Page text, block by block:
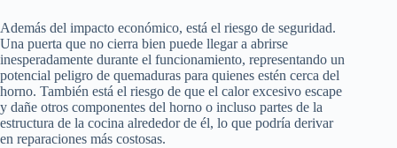
Además del impacto económico, está el riesgo de seguridad.
Una puerta que no cierra bien puede llegar a abrirse
inesperadamente durante el funcionamiento, representando un
potencial peligro de quemaduras para quienes estén cerca del
horno. También está el riesgo de que el calor excesivo escape
y dañe otros componentes del horno o incluso partes de la
estructura de la cocina alrededor de él, lo que podría derivar
en reparaciones más costosas.